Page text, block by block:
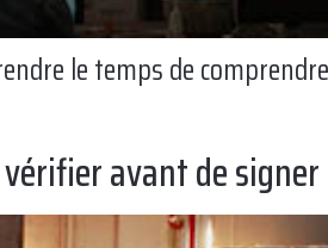
le temps de
avant de signer